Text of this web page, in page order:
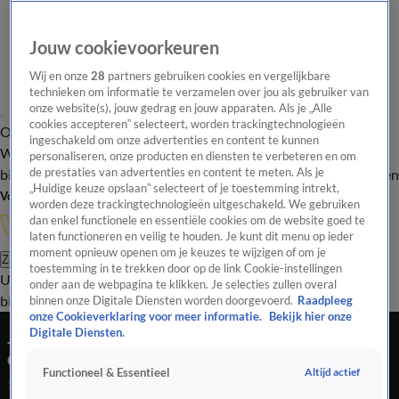
Overzicht Onze programma's Uitzendingen Onze gezichten
In de
WandelgangenInterviewsUitzending
bijwonenPodcastShopVeelgestelde vragenKijkersvraag insturen
Volg Vandaag Inside
Zoeken
UitzendingenVandaag InsideDe OranjezomerShopUitzending
bijwonen
Jan Joost van Gangelen over inbrengen Noppert
door Van Persie: 'Dit was echt een ketser!'
17 jan 2025, 23:36
Jouw cookievoorkeuren
Wij en onze28 partners gebruiken cookies en vergelijkbare
technieken om informatie te verzamelen over jou als gebruiker van
onze website(s), jouw gedrag en jouw apparaten. Als je „Alle
cookies accepteren” selecteert, worden trackingtechnologieën
ingeschakeld om onze advertenties en content te kunnen
personaliseren, onze producten en diensten te verbeteren en om
de prestaties van advertenties en content te meten. Als je
„Huidige keuze opslaan” selecteert of je toestemming intrekt,
worden deze trackingtechnologieën uitgeschakeld. We gebruiken
dan enkel functionele en essentiële cookies om de website goed te
laten functioneren en veilig te houden. Je kunt dit menu op ieder
moment opnieuw openen om je keuzes te wijzigen of om je
toestemming in te trekken door op de link Cookie-instellingen
onder aan de webpagina te klikken. Je selecties zullen overal
binnen onze Digitale Diensten worden doorgevoerd. Raadpleeg
onze Cookieverklaring voor meer informatie.
Bekijk hier onze
Digitale Diensten.
Functioneel & Essentieel Altijd actief